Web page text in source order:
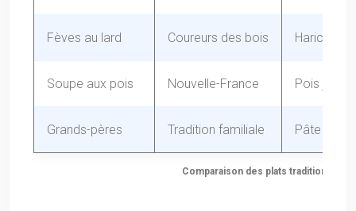
Comparaison des plats traditionnels
Fèves au lard Coureurs des bois Haricots
Soupe aux pois Nouvelle-France Pois
Grands-pères Tradition familiale Pâte et